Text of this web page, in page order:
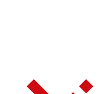
prasową